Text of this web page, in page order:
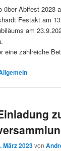
über Abifest 2023
Festakt am
am
eine zahlreiche
März 2023von